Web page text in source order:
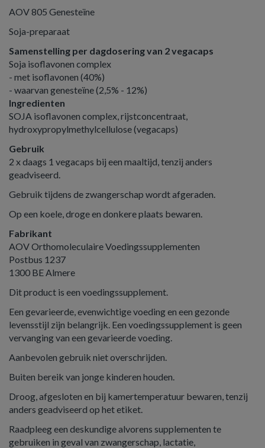
AOV 805 Genesteïne
Soja-preparaat
Samenstelling per dagdosering van 2 vegacaps
Soja isoflavonen complex
- met isoflavonen (40%)
- waarvan genesteïne (2,5% - 12%)
Ingredienten
SOJA isoflavonen complex, rijstconcentraat,
hydroxypropylmethylcellulose (vegacaps)
Gebruik
2 x daags 1 vegacaps bij een maaltijd, tenzij anders
geadviseerd.
Gebruik tijdens de zwangerschap wordt afgeraden.
Op een koele, droge en donkere plaats bewaren.
Fabrikant
AOV Orthomoleculaire Voedingssupplementen
Postbus 1237
1300 BE Almere
Dit product is een voedingssupplement.
Een gevarieerde, evenwichtige voeding en een gezonde
levensstijl zijn belangrijk. Een voedingssupplement is geen
vervanging van een gevarieerde voeding.
Aanbevolen gebruik niet overschrijden.
Buiten bereik van jonge kinderen houden.
Droog, afgesloten en bij kamertemperatuur bewaren, tenzij
anders geadviseerd op het etiket.
Raadpleeg een deskundige alvorens supplementen te
gebruiken in geval van zwangerschap, lactatie,